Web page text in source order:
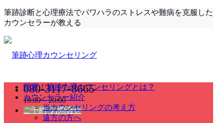
筆跡診断と心理療法でパワハラのストレスや難病を克服した
カウンセラーが教える
080-3117-8665
10:00～20:00
ご予約･お問合せ
開運！筆跡心理カウンセリングとは？
カウンセラー紹介
当カウンセリングの考え方
遠方の方へ